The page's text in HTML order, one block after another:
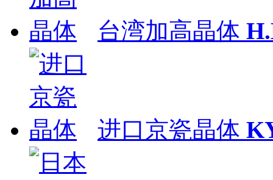
台湾加高晶体
进口京瓷晶体